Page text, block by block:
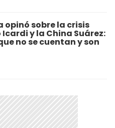
opinó sobre la crisis
y la China Suárez:
no se cuentan y son